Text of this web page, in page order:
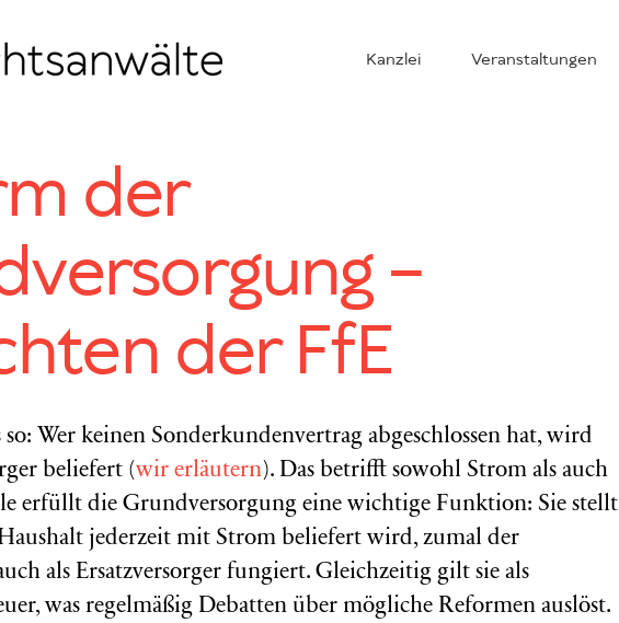
Kanzlei Veranstaltungen
der
–
der FfE
Wer keinen Sonderkundenvertrag abgeschlossen hat, wird
beliefert (wir erläutern). Das betrifft sowohl Strom als auch
erfüllt die Grundversorgung eine wichtige Funktion: Sie stellt
Haushalt jederzeit mit Strom beliefert wird, zumal der
als Ersatzversorger fungiert. Gleichzeitig gilt sie als
was regelmäßig Debatten über mögliche Reformen auslöst.